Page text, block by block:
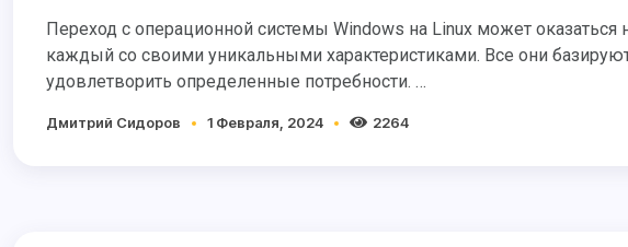
Переход с операционной системы Windows на Linux может оказаться настоящим открытием множества дистрибутивов,
каждый со своими уникальными характеристиками. Все они
удовлетворить определенные потребности. …
Дмитрий Сидоров 1 Февраля, 2024 2264